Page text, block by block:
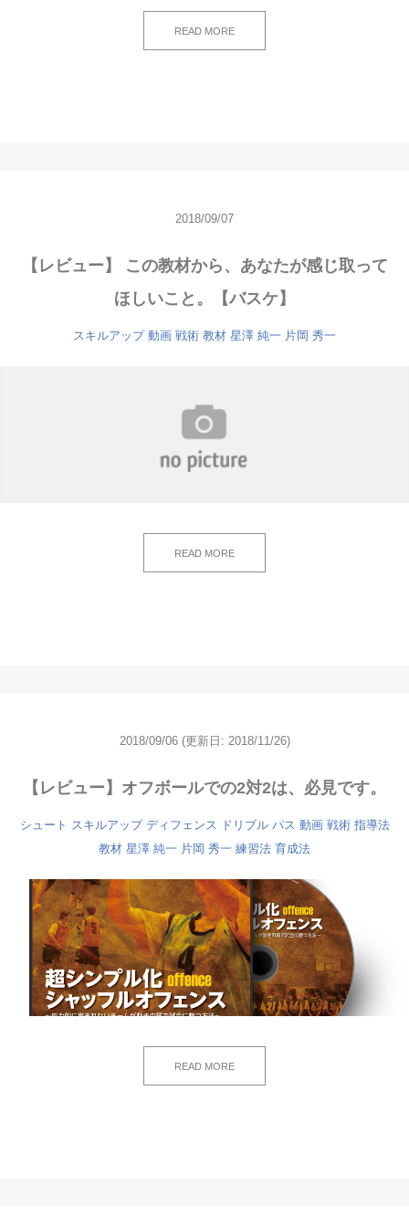
READ MORE
2018/09/07
【レビュー】 この教材から、あなたが感じ取って
ほしいこと。【バスケ】
スキルアップ 動画 戦術 教材 星澤 純一 片岡 秀一
READ MORE
2018/09/06 (更新日: 2018/11/26)
【レビュー】オフボールでの2対2は、必見です。
シュート スキルアップ ディフェンス ドリブル パス 動画 戦術 指導法
教材 星澤 純一 片岡 秀一 練習法 育成法
READ MORE